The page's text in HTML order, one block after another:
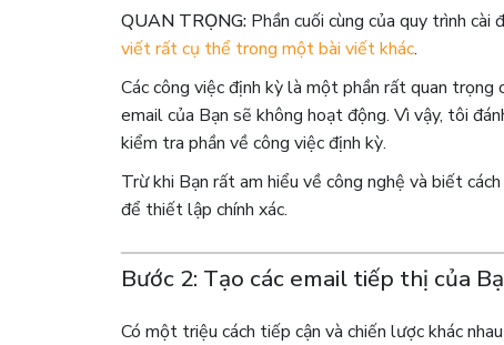
QUAN TRỌNG: Phần cuối cùng của quy trình
viết rất cụ thể trong một bài viết khác.
Các công việc định kỳ là một phần rất quan trọng
email của Bạn sẽ không hoạt động. Vì vậy, tôi
kiểm tra phần về công việc định kỳ.
Trừ khi Bạn rất am hiểu về công nghệ và biết
để thiết lập chính xác.
Bước 2: Tạo các email tiếp thị của
Có một triệu cách tiếp cận và chiến lược khác